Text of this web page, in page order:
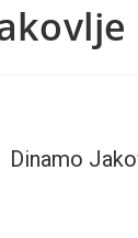
Dinamo